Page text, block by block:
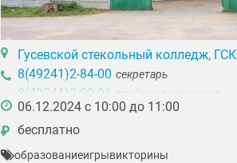
Гусевской стекольный колледж, ГСК
8(49241)2-84-00 секретарь
8(49241)2-09-96
8(49241)2-04-42 дневное отделение
8(49241)2-73-22
06.12.2024 с 10:00 до 11:00
бесплатно
₽
образованиеигрывикторины